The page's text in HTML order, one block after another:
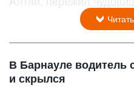
В Барнауле водитель
и скрылся